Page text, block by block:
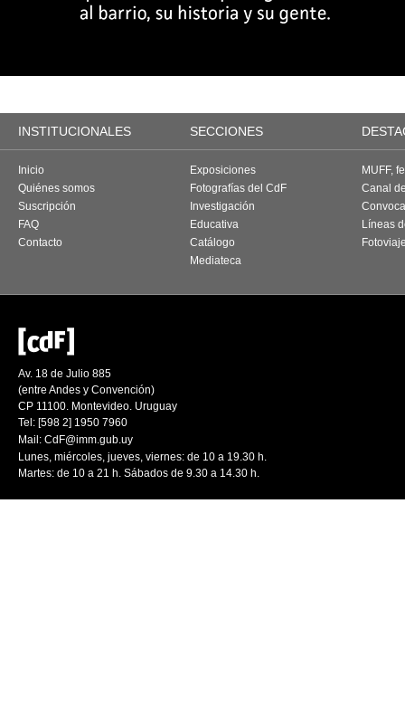
INSTITUCIONALES SECCIONES
Inicio
Quiénes somos
Suscripción
FAQ
Contacto
Exposiciones
Fotografías del CdF
Investigación
Educativa
Catálogo
Mediateca
MUFF,
Canal
Líneas
Av. 18 de Julio 885
(entre Andes y Convención)
CP 11100. Montevideo. Uruguay
Tel: [598 2] 1950 7960
Mail: CdF@imm.gub.uy
Lunes, miércoles, jueves, viernes: de 10 a 19.30 h.
Martes: de 10 a 21 h. Sábados de 9.30 a 14.30 h.